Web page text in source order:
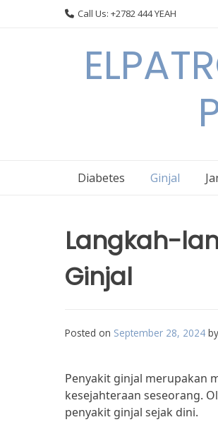
Call Us: +2782 444 YEAH
Diabetes Ginjal
Langkah-
Ginjal
Posted on September 28, 2024 by
Penyakit ginjal merupakan
kesejahteraan seseorang.
penyakit ginjal sejak dini.